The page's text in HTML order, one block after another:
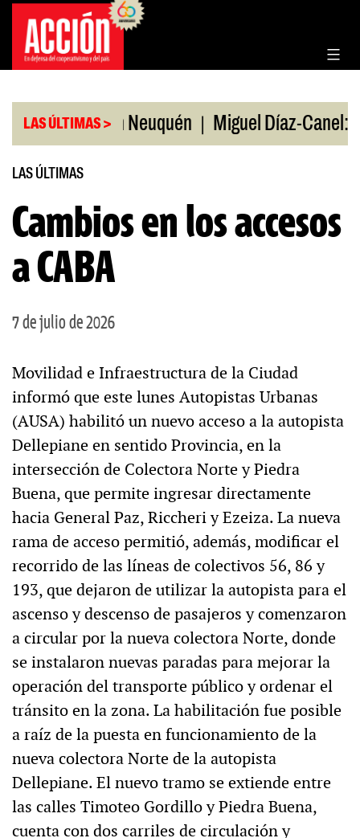
Saltar
contenido
LAS ÚLTIMAS >
de EE.UU en Neuquén | Miguel Díaz-Canel: «Es
LAS ÚLTIMAS
Cambios en los accesos
a CABA
7 de julio de 2026
Movilidad e Infraestructura de la Ciudad
informó que este lunes Autopistas Urbanas
(AUSA) habilitó un nuevo acceso a la autopista
Dellepiane en sentido Provincia, en la
intersección de Colectora Norte y Piedra
Buena, que permite ingresar directamente
hacia General Paz, Riccheri y Ezeiza. La nueva
rama de acceso permitió, además, modificar el
recorrido de las líneas de colectivos 56, 86 y
193, que dejaron de utilizar la autopista para el
ascenso y descenso de pasajeros y comenzaron
a circular por la nueva colectora Norte, donde
se instalaron nuevas paradas para mejorar la
operación del transporte público y ordenar el
tránsito en la zona. La habilitación fue posible
a raíz de la puesta en funcionamiento de la
nueva colectora Norte de la autopista
Dellepiane. El nuevo tramo se extiende entre
las calles Timoteo Gordillo y Piedra Buena,
cuenta con dos carriles de circulación y